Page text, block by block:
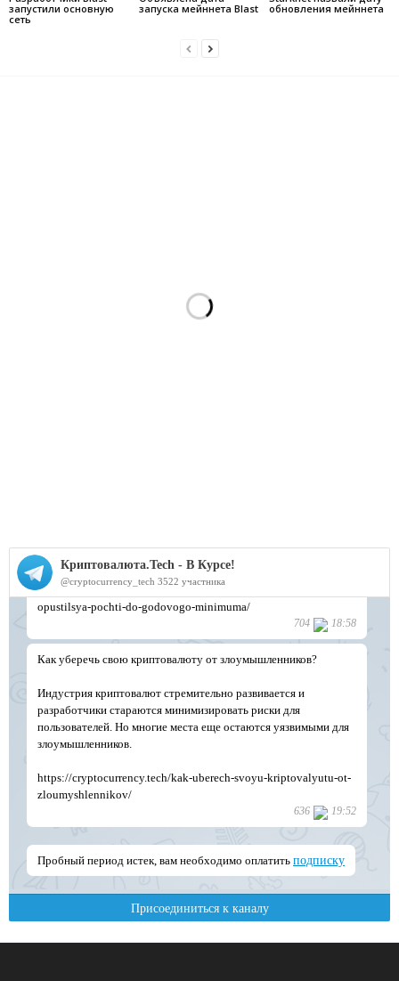
запустили основную
сеть
запуска мейннета Blast
обновления мейннета